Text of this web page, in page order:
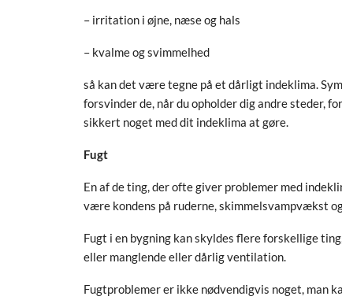
– irritation i øjne, næse og hals
– kvalme og svimmelhed
så kan det være tegne på et dårligt indeklima.
forsvinder de, når du opholder dig andre steder,
sikkert noget med dit indeklima at gøre.
Fugt
En af de ting, der ofte giver problemer med
være kondens på ruderne, skimmelsvampvækst
Fugt i en bygning kan skyldes flere forskellige
eller manglende eller dårlig ventilation.
Fugtproblemer er ikke nødvendigvis noget, man